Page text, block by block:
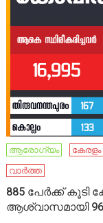
ആരോഗ്യം കേരളം
വാർത്ത
885 പേര്‍ക്ക് കൂടി
ആശ്വാസമായി